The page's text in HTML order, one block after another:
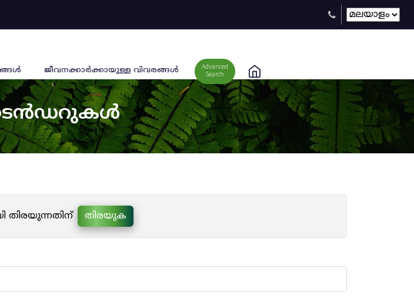
ജീവനക്കാര്‍ക്കായുള്ള വിവരങ്ങള്‍
Advanced
Search
ടെൻഡറുകൾ
തിരയുന്നതിന് തിരയുക